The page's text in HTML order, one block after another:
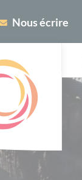
Nous écrire